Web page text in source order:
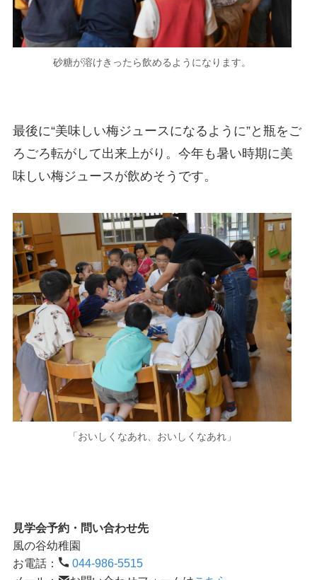
砂糖が溶けきったら飲めるようになります。
最後に“美味しい梅ジュースになるように”と瓶をご
ろごろ転がして出来上がり。今年も暑い時期に美
味しい梅ジュースが飲めそうです。
「おいしくなあれ、おいしくなあれ」
見学会予約・問い合わせ先
風の谷幼稚園
お電話：
044-986-5515